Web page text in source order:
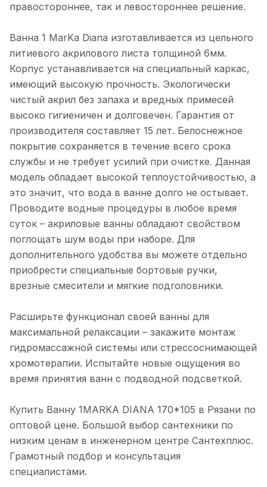
правостороннее, так и левостороннее решение.
Ванна 1 MarKa Diana изготавливается из цельного
литиевого акрилового листа толщиной 6мм.
Корпус устанавливается на специальный каркас,
имеющий высокую прочность. Экологически
чистый акрил без запаха и вредных примесей
высоко гигиеничен и долговечен. Гарантия от
производителя составляет 15 лет. Белоснежное
покрытие сохраняется в течение всего срока
службы и не требует усилий при очистке. Данная
модель обладает высокой теплоустойчивостью, а
это значит, что вода в ванне долго не остывает.
Проводите водные процедуры в любое время
суток – акриловые ванны обладают свойством
поглощать шум воды при наборе. Для
дополнительного удобства вы можете отдельно
приобрести специальные бортовые ручки,
врезные смесители и мягкие подголовники.
Расширьте функционал своей ванны для
максимальной релаксации – закажите монтаж
гидромассажной системы или стрессоснимающей
хромотерапии. Испытайте новые ощущения во
время принятия ванн с подводной подсветкой.
Купить Ванну 1MARKA DIANA 170*105 в Рязани по
оптовой цене. Большой выбор сантехники по
низким ценам в инженерном центре Сантехплюс.
Грамотный подбор и консультация
специалистами.